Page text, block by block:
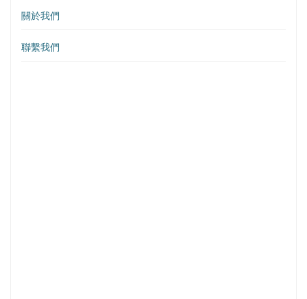
關於我們
聯繫我們